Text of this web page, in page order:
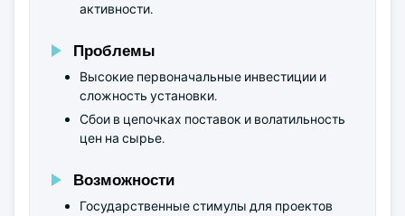
активности.
Проблемы
Высокие первоначальные инвестиции и
сложность установки.
Сбои в цепочках поставок и волатильность
цен на сырье.
Возможности
Государственные стимулы для проектов